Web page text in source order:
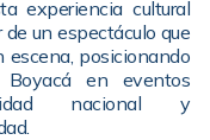
experiencia cultural
un espectáculo que
escena, posicionando
en eventos
nacional y